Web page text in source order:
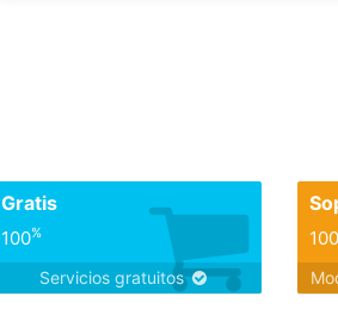
Gratis
100%
Servicios gratuitos